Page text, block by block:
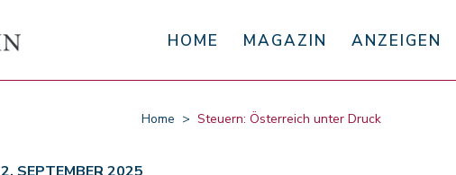
HOME MAGAZIN ANZEIGEN
Home Steuern: Österreich unter Druck